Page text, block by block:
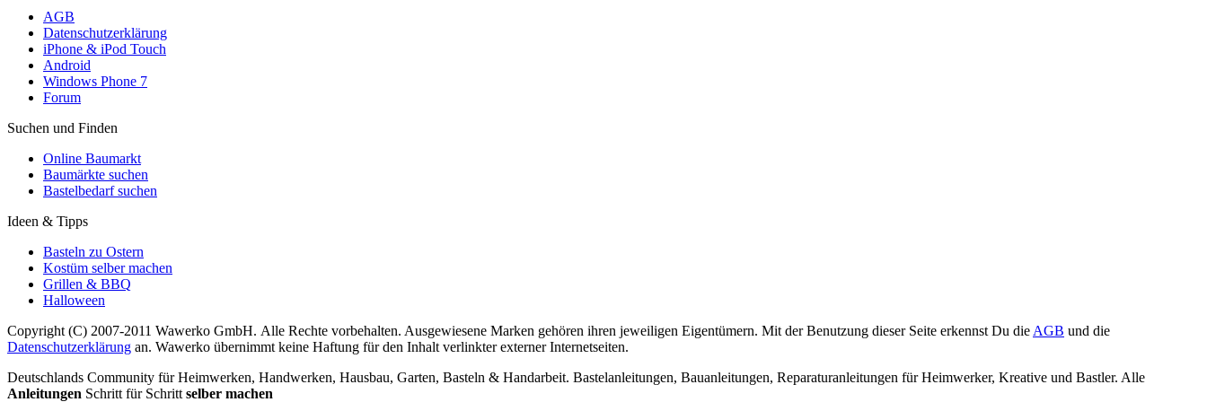
AGB
Datenschutzerklärung
iPhone & iPod Touch
Android
Windows Phone 7
Forum
Suchen und Finden
Online Baumarkt
Baumärkte suchen
Bastelbedarf suchen
Ideen & Tipps
Basteln zu Ostern
Kostüm selber machen
Grillen & BBQ
Halloween
Copyright (C) 2007-2011 Wawerko GmbH. Alle Rechte vorbehalten. Ausgewiesene Marken gehören ihren jeweiligen Eigentümern. Mit der Benutzung dieser Seite erkennst Du die AGB und die
Datenschutzerklärung an. Wawerko übernimmt keine Haftung für den Inhalt verlinkter externer Internetseiten.
Deutschlands Community für Heimwerken, Handwerken, Hausbau, Garten, Basteln & Handarbeit. Bastelanleitungen, Bauanleitungen, Reparaturanleitungen für Heimwerker, Kreative und Bastler. Alle
Anleitungen Schritt für Schritt selber machen